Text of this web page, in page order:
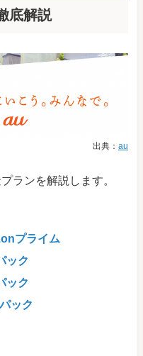
底解説
出典： au
ランを解説します。
プライム
ック
ック
ック